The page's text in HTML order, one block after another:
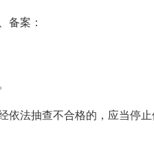
备案：
法抽查不合格的，应当停止